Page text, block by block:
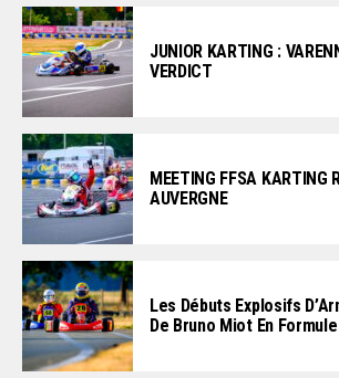
JUNIOR KARTING :
VERDICT
MEETING FFSA KARTING
AUVERGNE
Les Débuts Explosifs
De Bruno Miot En